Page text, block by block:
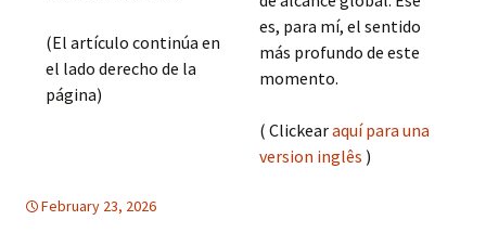
(El artículo continúa en
el lado derecho de la
página)
es, para mí, el sentido
más profundo de este
momento.
( Clickearaquí para una
version inglês )
February 23, 2026